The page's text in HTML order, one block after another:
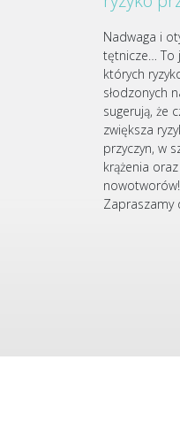
Nadwaga i
tętnicze… To
których
słodzonych
sugerują, że
zwiększa
przyczyn, w
krążenia
Zapraszamy